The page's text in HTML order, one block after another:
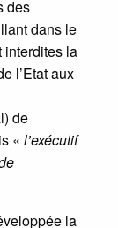
des
dans le
interdites la
l’Etat aux
de
« l’exécutif
la